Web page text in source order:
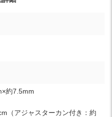
約7.5mm
（アジャスターカン付き：約